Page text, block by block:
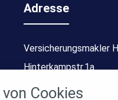
Adresse
Versicherungsmakler
Hinterkampstr.1a
30890 Barsinghausen
Cookies
akzeptieren oder zu blockieren.